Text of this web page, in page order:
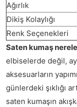
Ağırlık
Dikiş Kolaylığı
Renk Seçenekleri
Saten kumaş
elbiselerde değil,
aksesuarların
günlerdeki şıklığı
saten kumaşın